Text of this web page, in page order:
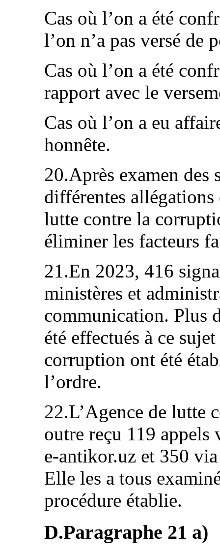
Cas où l’on a été
l’on n’a pas versé de
Cas où l’on a été
rapport avec le
Cas où l’on a eu
honnête.
20.Après examen des
différentes
lutte contre la
éliminer les facteurs
21.En 2023, 416
ministères et
communication. Plus
été effectués à ce
corruption ont été
l’ordre.
22.L’Agence de lutte
outre reçu 119 appels
e‑antikor.uz et 350
Elle les a tous
procédure établie.
D.Paragraphe 21 a)